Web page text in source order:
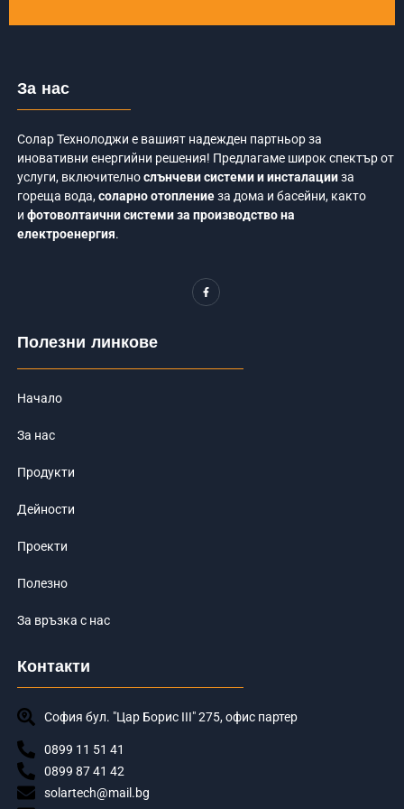
За нас
Солар Технолоджи е вашият надежден партньор за
иновативни енергийни решения! Предлагаме широк спектър от
услуги, включителнослънчеви системи и инсталацииза
гореща вода,соларно отоплениеза дома и басейни, както
и фотоволтаични системи за производство на
електроенергия.
F
a
c
f
Полезни линкове
Начало
За нас
Продукти
Дейности
Проекти
Полезно
За връзка с нас
Контакти
София бул. "Цар Борис III" 275, офис партер
0899 11 51 41
0899 87 41 42
solartech@mail.bg